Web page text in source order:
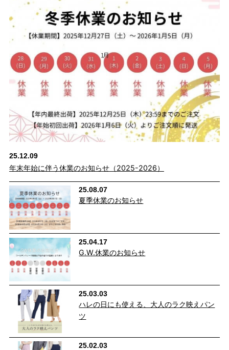
ウエスト総ゴム＆バックギャザーで更に楽ラ
ク
25.12.09
年末年始に伴う休業のお知らせ（2025-2026）
25.08.07
夏季休業のお知らせ
25.04.17
G.W.休業のお知らせ
25.03.03
ハレの日にも使える、大人のラク映えパン
ツ
25.02.03